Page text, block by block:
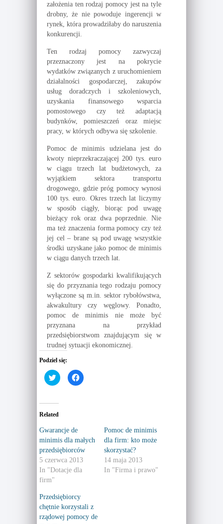
założenia ten rodzaj pomocy jest na tyle
drobny, że nie powoduje ingerencji w
rynek, która prowadziłaby do naruszenia
konkurencji.
Ten rodzaj pomocy zazwyczaj
przeznaczony jest na pokrycie
wydatków związanych z uruchomieniem
działalności gospodarczej, zakupów
usług doradczych i szkoleniowych,
uzyskania finansowego wsparcia
pomostowego czy też adaptacją
budynków, pomieszczeń oraz miejsc
pracy, w których odbywa się szkolenie.
Pomoc de minimis udzielana jest do
kwoty nieprzekraczającej 200 tys. euro
w ciągu trzech lat budżetowych, za
wyjątkiem sektora transportu
drogowego, gdzie próg pomocy wynosi
100 tys. euro. Okres trzech lat liczymy
w sposób ciągły, biorąc pod uwagę
bieżący rok oraz dwa poprzednie. Nie
ma też znaczenia forma pomocy czy też
jej cel – brane są pod uwagę wszystkie
środki uzyskane jako pomoc de minimis
w ciągu danych trzech lat.
Z sektorów gospodarki kwalifikujących
się do przyznania tego rodzaju pomocy
wyłączone są m.in. sektor rybołówstwa,
akwakultury czy węglowy. Ponadto,
pomoc de minimis nie może być
przyznana na przykład
przedsiębiorstwom znajdującym się w
trudnej sytuacji ekonomicznej.
Podziel się:
C
l
t
o
s
a
r
e
o
n
T
i
r
(
O
e
C
l
e
o
n
F
c
o
(
p
Related
Gwarancje de
minimis dla małych
przedsiębiorców
5 czerwca 2013
In "Dotacje dla
firm"
Pomoc de minimis
dla firm: kto może
skorzystać?
14 maja 2013
In "Firma i prawo"
Przedsiębiorcy
chętnie korzystali z
rządowej pomocy de